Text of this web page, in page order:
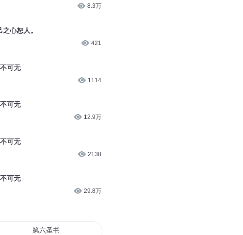
8.3万
心恕人。
421
可无
1114
可无
12.9万
可无
2138
可无
29.8万
第六圣书